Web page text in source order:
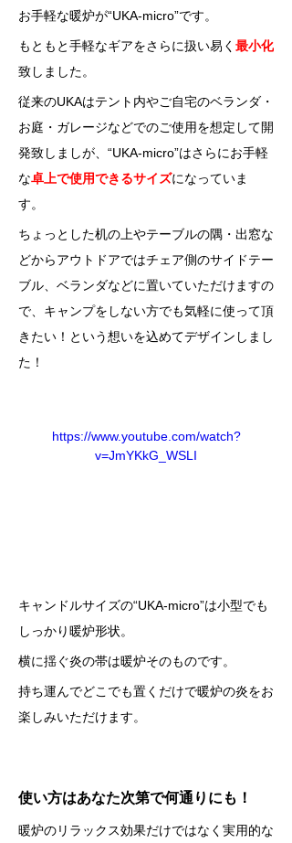
お手軽な暖炉が“UKA-micro”です。
もともと手軽なギアをさらに扱い易く 最小化
致しました。
従来のUKAはテント内やご自宅のベランダ・
お庭・ガレージなどでのご使用を想定して開
発致しましが、“UKA-micro”はさらにお手軽
な卓上で使用できるサイズになっていま
す。
ちょっとした机の上やテーブルの隅・出窓な
どからアウトドアではチェア側のサイドテー
ブル、ベランダなどに置いていただけますの
で、キャンプをしない方でも気軽に使って頂
きたい！という想いを込めてデザインしまし
た！
https://www.youtube.com/watch?
v=JmYKkG_WSLI
キャンドルサイズの“UKA-micro”は小型でも
しっかり暖炉形状。
横に揺ぐ炎の帯は暖炉そのものです。
持ち運んでどこでも置くだけで暖炉の炎をお
楽しみいただけます。
使い方はあなた次第で何通りにも！
暖炉のリラックス効果だけではなく実用的な